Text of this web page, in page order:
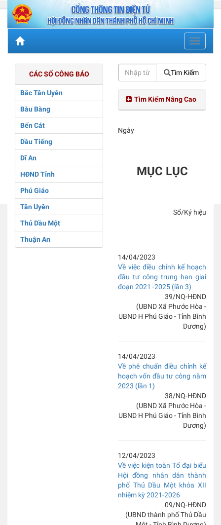
Toggle
CÁC SỐ CÔNG BÁO
Bắc Tân Uyên
Bàu Bàng
Bến Cát
Dầu Tiếng
Dĩ An
HĐND Tỉnh
Phú Giáo
Tân Uyên
Thủ Dầu Một
Thuận An
Tìm Kiếm
Tìm Kiếm Nâng Cao
Ngày
MỤC LỤC
Số/Ký hiệu
14/04/2023
Về việc điều chỉnh kế hoạch
đầu tư công trung hạn giai
đoạn 2021 -2025 (lần 3)
39/NQ-HĐND
(UBND Xã Phước Hòa -
UBND H Phú Giáo - Tỉnh Bình
Dương)
14/04/2023
Về phê chuẩn điều chỉnh kế
hoạch vốn đầu tư công năm
2023 (lần 1)
38/NQ-HĐND
(UBND Xã Phước Hòa -
UBND H Phú Giáo - Tỉnh Bình
Dương)
12/04/2023
Về việc kiện toàn Tổ đại biểu
Hội đồng nhân dân thành
phố Thủ Dầu Một khóa XII
nhiệm kỳ 2021-2026
09/NQ-HĐND
(UBND thành phố Thủ Dầu